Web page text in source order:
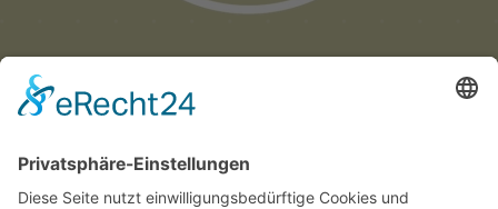
Münchner
Innenstadtwirte e.V.
C/O CITYPARTNER MÜNCHEN